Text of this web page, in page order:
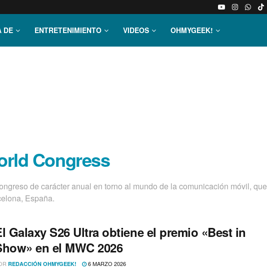
DE ENTRETENIMIENTO VIDEOS OHMYGEEK!
Congress
de carácter anual en torno al mundo de la comunicación móvil, que
España.
Galaxy S26 Ultra obtiene el premio «Best in
en el MWC 2026
REDACCIÓN OHMYGEEK! 6 MARZO 2026